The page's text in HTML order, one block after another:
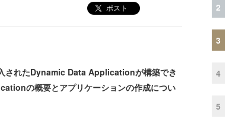
ポスト
れたDynamic Data Applicationが構築でき
の概要とアプリケーションの作成につい
2
3
4
5